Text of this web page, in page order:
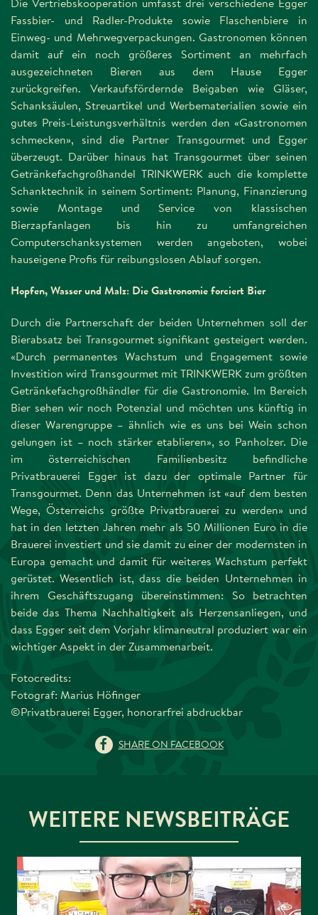
Fassbier- und Radler-Produkte sowie Flaschenbiere in
Einweg- und Mehrwegverpackungen. Gastronomen können
damit auf ein noch größeres Sortiment an mehrfach
ausgezeichneten Bieren aus dem Hause Egger
zurückgreifen. Verkaufsfördernde Beigaben wie Gläser,
Schanksäulen, Streuartikel und Werbematerialien sowie ein
gutes Preis-Leistungsverhältnis werden den «Gastronomen
schmecken», sind die Partner Transgourmet und Egger
überzeugt. Darüber hinaus hat Transgourmet über seinen
Getränkefachgroßhandel TRINKWERK auch die komplette
Schanktechnik in seinem Sortiment: Planung, Finanzierung
sowie Montage und Service von klassischen
Bierzapfanlagen bis hin zu umfangreichen
Computerschanksystemen werden angeboten, wobei
hauseigene Profis für reibungslosen Ablauf sorgen.
Hopfen, Wasser und Malz: Die Gastronomie forciert Bier
Durch die Partnerschaft der beiden Unternehmen soll der
Bierabsatz bei Transgourmet signifikant gesteigert werden.
«Durch permanentes Wachstum und Engagement sowie
Investition wird Transgourmet mit TRINKWERK zum größten
Getränkefachgroßhändler für die Gastronomie. Im Bereich
Bier sehen wir noch Potenzial und möchten uns künftig in
dieser Warengruppe – ähnlich wie es uns bei Wein schon
gelungen ist – noch stärker etablieren», so Panholzer. Die
im österreichischen Familienbesitz befindliche
Privatbrauerei Egger ist dazu der optimale Partner für
Transgourmet. Denn das Unternehmen ist «auf dem besten
Wege, Österreichs größte Privatbrauerei zu werden» und
hat in den letzten Jahren mehr als 50 Millionen Euro in die
Brauerei investiert und sie damit zu einer der modernsten in
Europa gemacht und damit für weiteres Wachstum perfekt
gerüstet. Wesentlich ist, dass die beiden Unternehmen in
ihrem Geschäftszugang übereinstimmen: So betrachten
beide das Thema Nachhaltigkeit als Herzensanliegen, und
dass Egger seit dem Vorjahr klimaneutral produziert war ein
wichtiger Aspekt in der Zusammenarbeit.
Fotocredits:
Fotograf: Marius Höfinger
©Privatbrauerei Egger, honorarfrei abdruckbar
SHARE ON FACEBOOK
WEITERE NEWSBEITRÄGE